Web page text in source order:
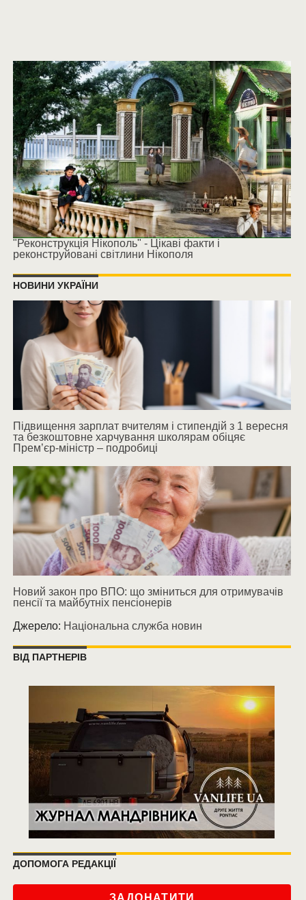
"Реконструкція Нікополь" - Цікаві факти і
реконструйовані світлини Нікополя
НОВИНИ УКРАЇНИ
Підвищення зарплат вчителям і стипендій з 1 вересня
та безкоштовне харчування школярам обіцяє
Прем’єр-міністр – подробиці
Новий закон про ВПО: що зміниться для отримувачів
пенсії та майбутніх пенсіонерів
Джерело: Національна служба новин
ВІД ПАРТНЕРІВ
ДОПОМОГА РЕДАКЦІЇ